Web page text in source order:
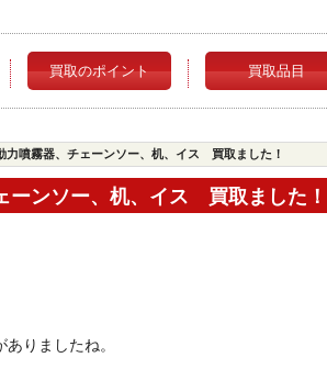
買取のポイント 買取品目
力噴霧器、チェーンソー、机、イス 買取ました！
ーンソー、机、イス 買取ました！
りましたね。